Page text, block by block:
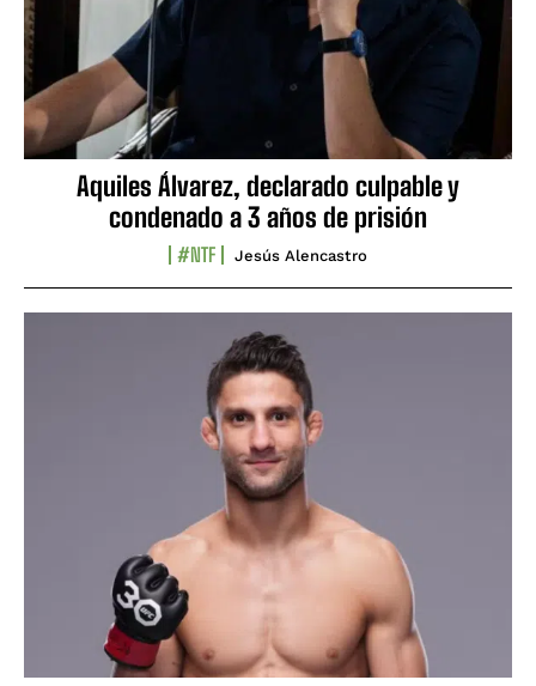
Aquiles Álvarez, declarado culpable y
condenado a 3 años de prisión
#NTF Jesús Alencastro